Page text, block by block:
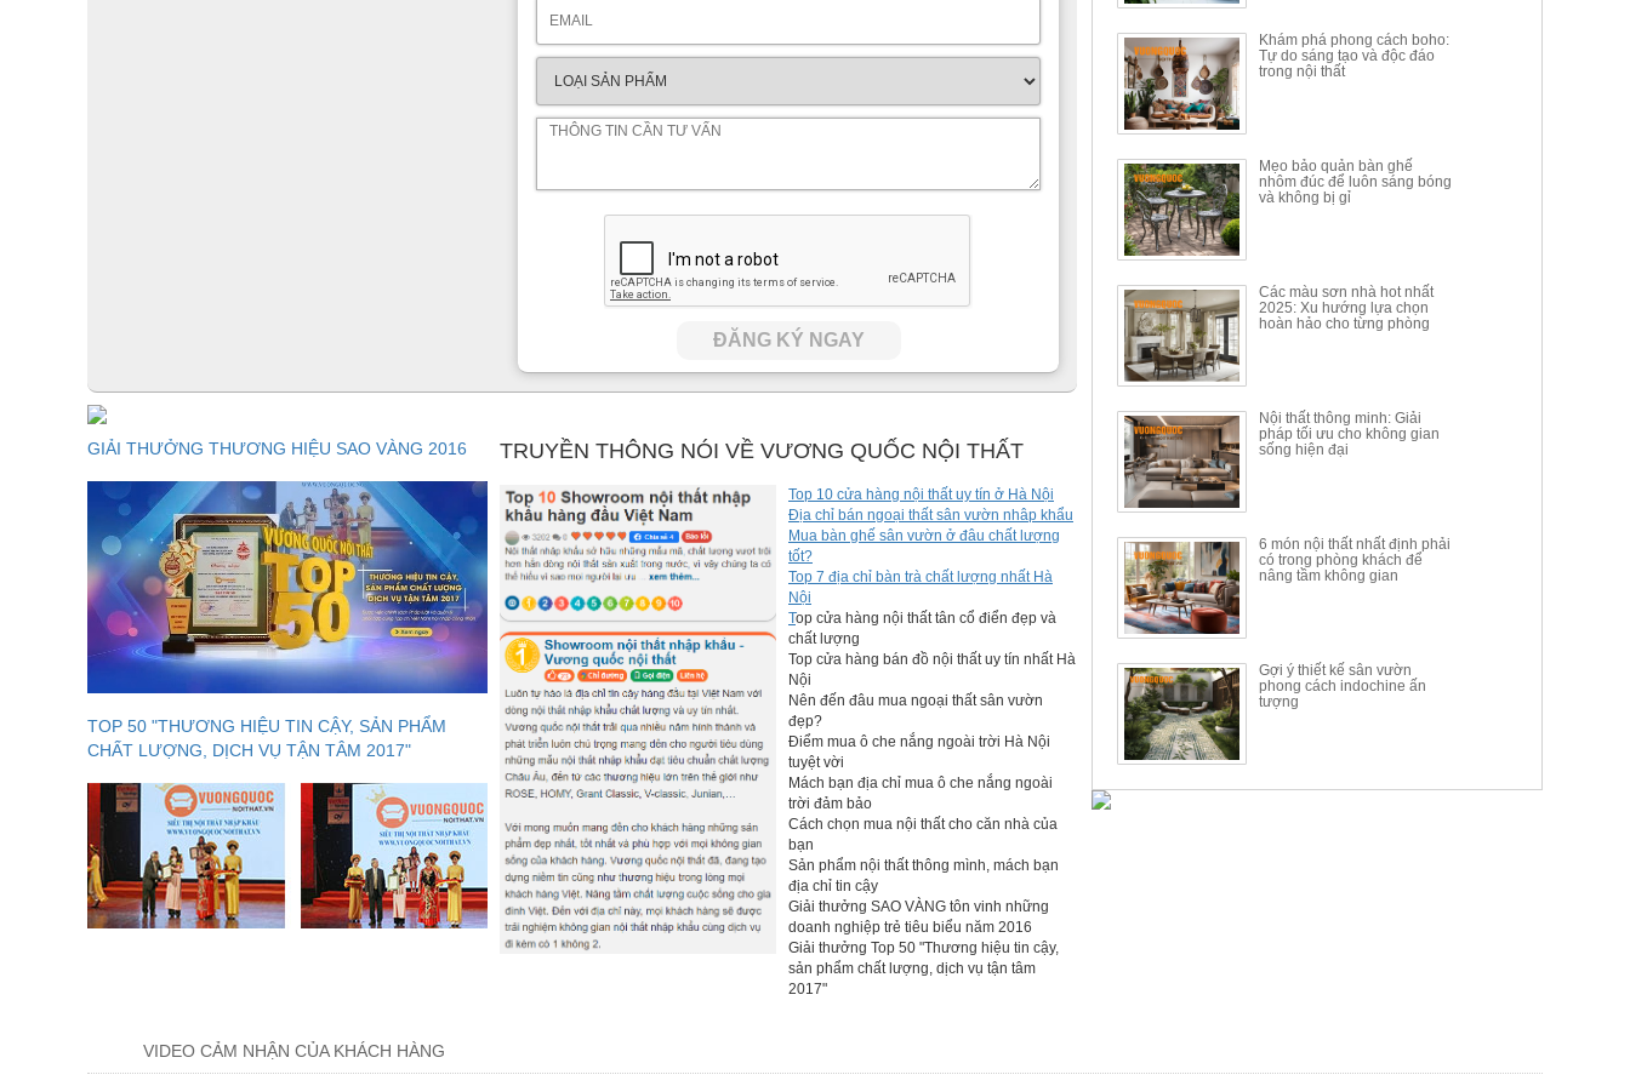
Được gia công bằng chất liệu gỗ thật, sản phẩm chống chịu tốt trước các ảnh hưởng của thời tiết. Hàm lượng tannin
trong gỗ cao có khả năng chống lại sự phá hoại của mối mọt.
trọng cao, đựng được số lượng lớn quần áo, vật dụng mà không lo bị sập xệ, hư hỏng. Cùng với đó là công nghệ phun
sơn Lacker giúp gỗ tránh được hiện tượng trầy xước, phai màu, đảm bảo độ bền lâu theo năm tháng.
ĐĂNG KÝ NGAY
GIẢI THƯỞNG THƯƠNG HIỆU SAO VÀNG 2016
TOP 50 "THƯƠNG HIỆU TIN CẬY, SẢN PHẨM
CHẤT LƯỢNG, DỊCH VỤ TẬN TÂM 2017"
TRUYỀN THÔNG NÓI VỀ VƯƠNG QUỐC NỘI THẤT
Top 10 cửa hàng nội thất uy tín ở Hà Nội
Địa chỉ bán ngoại thất sân vườn nhâp khẩu
Mua bàn ghế sân vườn ở đâu chất lượng
tốt?
Top 7 địa chỉ bàn trà chất lượng nhất Hà
Nội
Top cửa hàng nội thất tân cổ điển đẹp và
chất lượng
Top cửa hàng bán đồ nội thất uy tín nhất Hà
Nội
Nên đến đâu mua ngoại thất sân vườn
đẹp?
Điểm mua ô che nắng ngoài trời Hà Nội
tuyệt vời
Mách bạn địa chỉ mua ô che nắng ngoài
trời đảm bảo
Cách chọn mua nội thất cho căn nhà của
bạn
Sản phẩm nội thất thông mình, mách bạn
địa chỉ tin cậy
Giải thưởng SAO VÀNG tôn vinh những
doanh nghiệp trẻ tiêu biểu năm 2016
Giải thưởng Top 50 "Thương hiệu tin cậy,
sản phẩm chất lượng, dịch vụ tận tâm
2017"
BÀN GHẾ TRANG ĐIỂM
THÔNG MINH HIỆN ĐẠI
TÍCH HỢP SẠC...
Mã sp: HH.BTD08
6.510.000đ
BỘ BÀN ĂN ĐẢO MẶT ĐÁ
PHIẾN AK3699
Khám phá phong cách boho:
Tự do sáng tạo và độc đáo
trong nội thất
Mẹo bảo quản bàn ghế
nhôm đúc để luôn sáng bóng
và không bị gỉ
Các màu sơn nhà hot nhất
2025: Xu hướng lựa chọn
hoàn hảo cho từng phòng
Nội thất thông minh: Giải
pháp tối ưu cho không gian
sống hiện đại
6 món nội thất nhất định phải
có trong phòng khách để
nâng tầm không gian
Gợi ý thiết kế sân vườn
phong cách indochine ấn
tượng
VIDEO CẢM NHẬN CỦA KHÁCH HÀNG